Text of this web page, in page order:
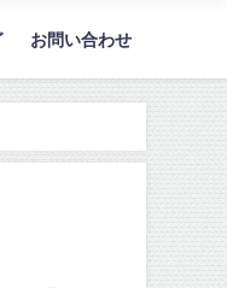
お問い合わせ